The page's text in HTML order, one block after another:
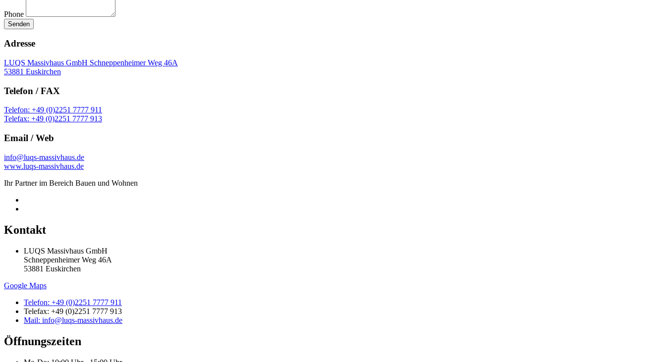
Phone
Senden
Adresse
LUQS Massivhaus GmbH Schneppenheimer Weg 46A
53881 Euskirchen ​
Telefon / FAX
Telefon: +49 (0)2251 7777 911
Telefax: +49 (0)2251 7777 913
Email / Web
info@luqs-massivhaus.de
www.luqs-massivhaus.de
Ihr Partner im Bereich Bauen und Wohnen
Kontakt
LUQS Massivhaus GmbH
Schneppenheimer Weg 46A
53881 Euskirchen
Google Maps
Telefon: +49 (0)2251 7777 911
Telefax: +49 (0)2251 7777 913
Mail: info@luqs-massivhaus.de
Öffnungszeiten